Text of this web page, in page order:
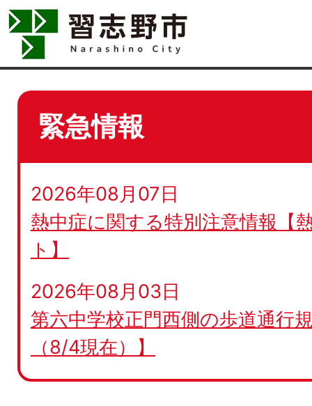
緊急情報
2026年08月07日
熱中症に関する特別注意情報【
ト】
2026年08月03日
第六中学校正門西側の歩道通行
（8/4現在）】